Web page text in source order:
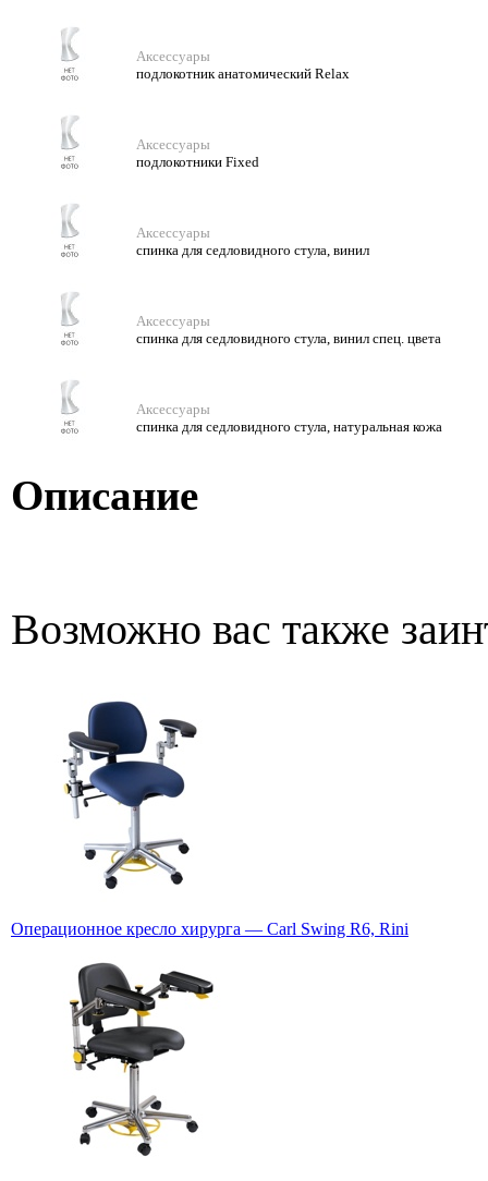
Аксессуары
подлокотник анатомический Relax
Аксессуары
подлокотники Fixed
Аксессуары
спинка для седловидного стула, винил
Аксессуары
спинка для седловидного стула, винил спец. цвета
Аксессуары
спинка для седловидного стула, натуральная кожа
Описание
Возможно вас также
Операционное кресло хирурга — Carl Swing R6, Rini